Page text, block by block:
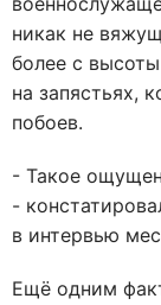
никак не
более с
на запястьях,
побоев.
- Такое
-
в интервью
Ещё одним